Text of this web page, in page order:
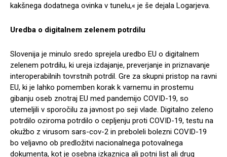
kakšnega dodatnega ovinka v tunelu,« je še dejala Logarjeva.
Uredba o digitalnem zelenem potrdilu
Slovenija je minulo sredo sprejela uredbo EU o digitalnem
zelenem potrdilu, ki ureja izdajanje, preverjanje in priznavanje
interoperabilnih tovrstnih potrdil. Gre za skupni pristop na ravni
EU, ki je lahko pomemben korak k varnemu in prostemu
gibanju oseb znotraj EU med pandemijo COVID-19, so
utemeljili v sporočilu za javnost po seji vlade. Digitalno zeleno
potrdilo oziroma potrdilo o cepljenju proti COVID-19, testu na
okužbo z virusom sars-cov-2 in preboleli bolezni COVID-19
bo veljavno ob predložitvi nacionalnega potovalnega
dokumenta, kot je osebna izkaznica ali potni list ali drug